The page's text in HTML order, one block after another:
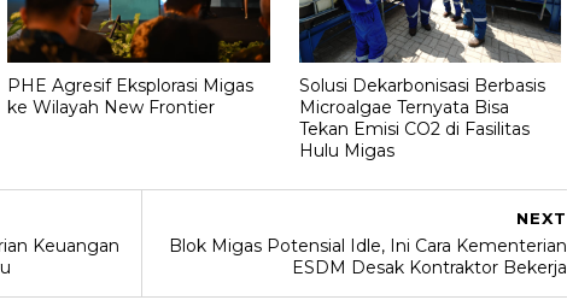
PHE Agresif Eksplorasi Migas
ke Wilayah New Frontier
Solusi Dekarbonisasi Berbasis
Microalgae Ternyata Bisa
Tekan Emisi CO2 di Fasilitas
Hulu Migas
NEXT
Blok Migas Potensial Idle, Ini Cara Kementerian
ESDM Desak Kontraktor Bekerja
Keuangan